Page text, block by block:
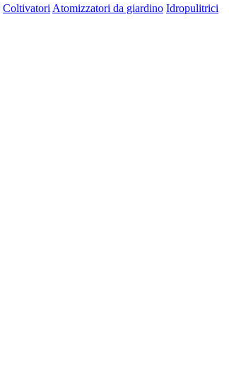
Coltivatori Atomizzatori da giardino Idropulitrici